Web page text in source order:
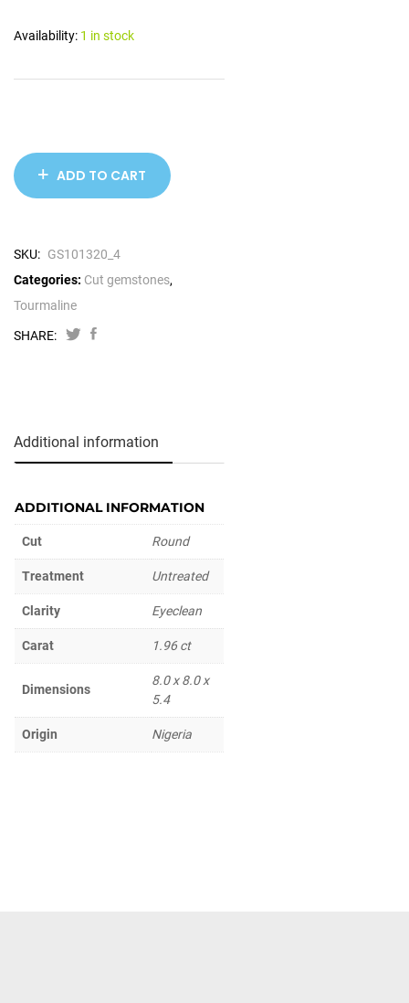
Availability: 1 in stock
ADD TO CART
SKU: GS101320_4
Categories: Cut gemstones,
Tourmaline
SHARE:
Additional information
ADDITIONAL INFORMATION
Cut Round
Treatment Untreated
Clarity Eyeclean
Carat 1.96 ct
Dimensions
8.0 x 8.0 x
5.4
Origin Nigeria